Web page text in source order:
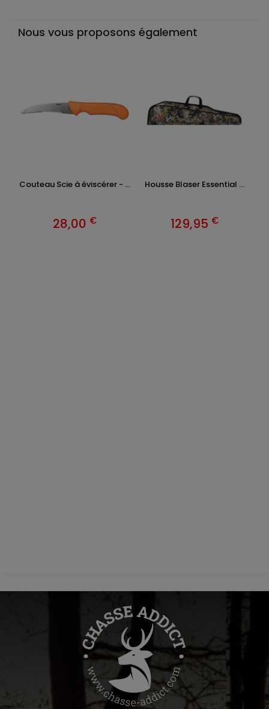
Nous vous proposons également
Couteau Scie à éviscérer - ...
28,00 €
Housse Blaser Essential ...
129,95 €